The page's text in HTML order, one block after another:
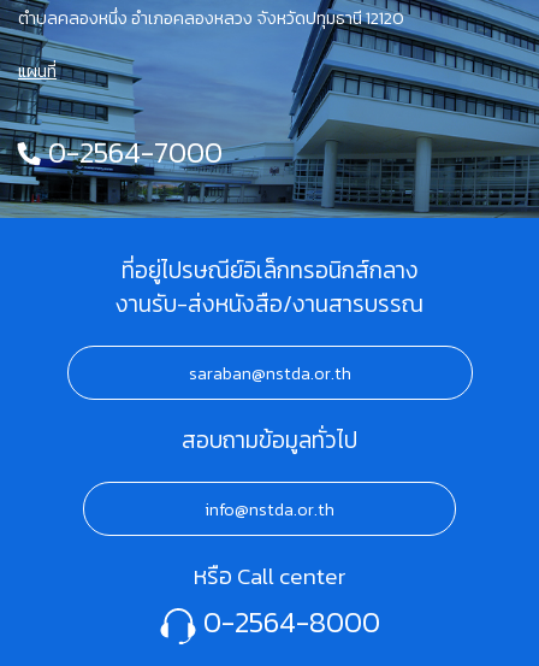
ตำบลคลองหนึ่ง อำเภอคลองหลวง จังหวัดปทุมธานี 12120
แผนที่
0-2564-7000
ที่อยู่ไปรษณีย์อิเล็กทรอนิกส์กลาง
งานรับ-ส่งหนังสือ/งานสารบรรณ
saraban@nstda.or.th
สอบถามข้อมูลทั่วไป
info@nstda.or.th
หรือ Call center
0-2564-8000